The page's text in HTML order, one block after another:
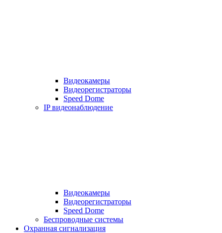
Видеокамеры
Видеорегистраторы
Speed Dome
IP видеонаблюдение
Видеокамеры
Видеорегистраторы
Speed Dome
Беспроводные системы
Охранная сигнализация